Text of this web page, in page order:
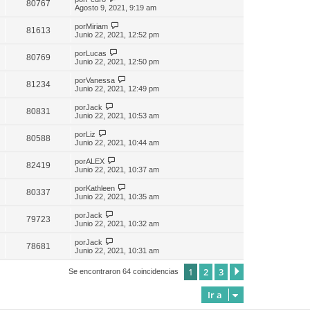
80767
Agosto 9, 2021, 9:19 am
81613 porMiriam
Junio 22, 2021, 12:52 pm
80769 porLucas
Junio 22, 2021, 12:50 pm
81234 porVanessa
Junio 22, 2021, 12:49 pm
80831 porJack
Junio 22, 2021, 10:53 am
80588 porLiz
Junio 22, 2021, 10:44 am
82419 porALEX
Junio 22, 2021, 10:37 am
80337 porKathleen
Junio 22, 2021, 10:35 am
79723 porJack
Junio 22, 2021, 10:32 am
78681 porJack
Junio 22, 2021, 10:31 am
Se encontraron 64 coincidencias 1 2 3
Ir a